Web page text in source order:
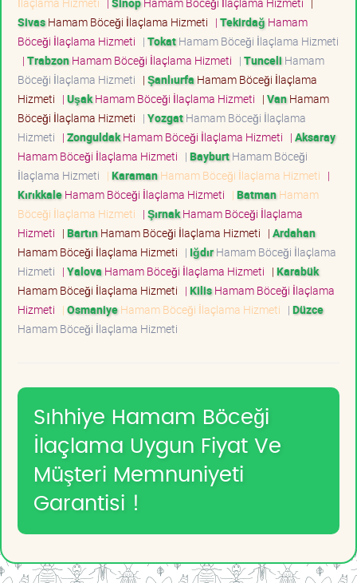
SivasHamam Böceği İlaçlama Hizmeti | Tekirdağ Hamam
Böceği İlaçlama Hizmeti | TokatHamam Böceği İlaçlama Hizmeti
| TrabzonHamam Böceği İlaçlama Hizmeti | Tunceli Hamam
Böceği İlaçlama Hizmeti | Şanlıurfa Hamam Böceği İlaçlama
Hizmeti | UşakHamam Böceği İlaçlama Hizmeti | VanHamam
Böceği İlaçlama Hizmeti | YozgatHamam Böceği İlaçlama
Hizmeti | ZonguldakHamam Böceği İlaçlama Hizmeti | Aksaray
Hamam Böceği İlaçlama Hizmeti | BayburtHamam Böceği
İlaçlama Hizmeti | KaramanHamam Böceği İlaçlama Hizmeti |
KırıkkaleHamam Böceği İlaçlama Hizmeti | BatmanHamam
Böceği İlaçlama Hizmeti | ŞırnakHamam Böceği İlaçlama
Hizmeti | BartınHamam Böceği İlaçlama Hizmeti | Ardahan
Hamam Böceği İlaçlama Hizmeti | IğdırHamam Böceği İlaçlama
Hizmeti | Yalova Hamam Böceği İlaçlama Hizmeti | Karabük
Hamam Böceği İlaçlama Hizmeti | KilisHamam Böceği İlaçlama
Hizmeti | OsmaniyeHamam Böceği İlaçlama Hizmeti | Düzce
Hamam Böceği İlaçlama Hizmeti
Sıhhiye Hamam Böceği
İlaçlama Uygun Fiyat Ve
Müşteri Memnuniyeti
Garantisi !